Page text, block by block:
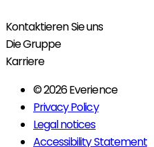
Kontaktieren Sie uns
Die Gruppe
Karriere
© 2026 Everience
Privacy Policy
Legal notices
Accessibility Statement